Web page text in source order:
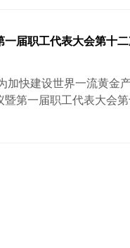
协会可持续、健康、高
改革…
一届职工代表大会第十
加快建设世界一流黄金
第一届职工代表大会第
一思想、凝聚合力，着
…